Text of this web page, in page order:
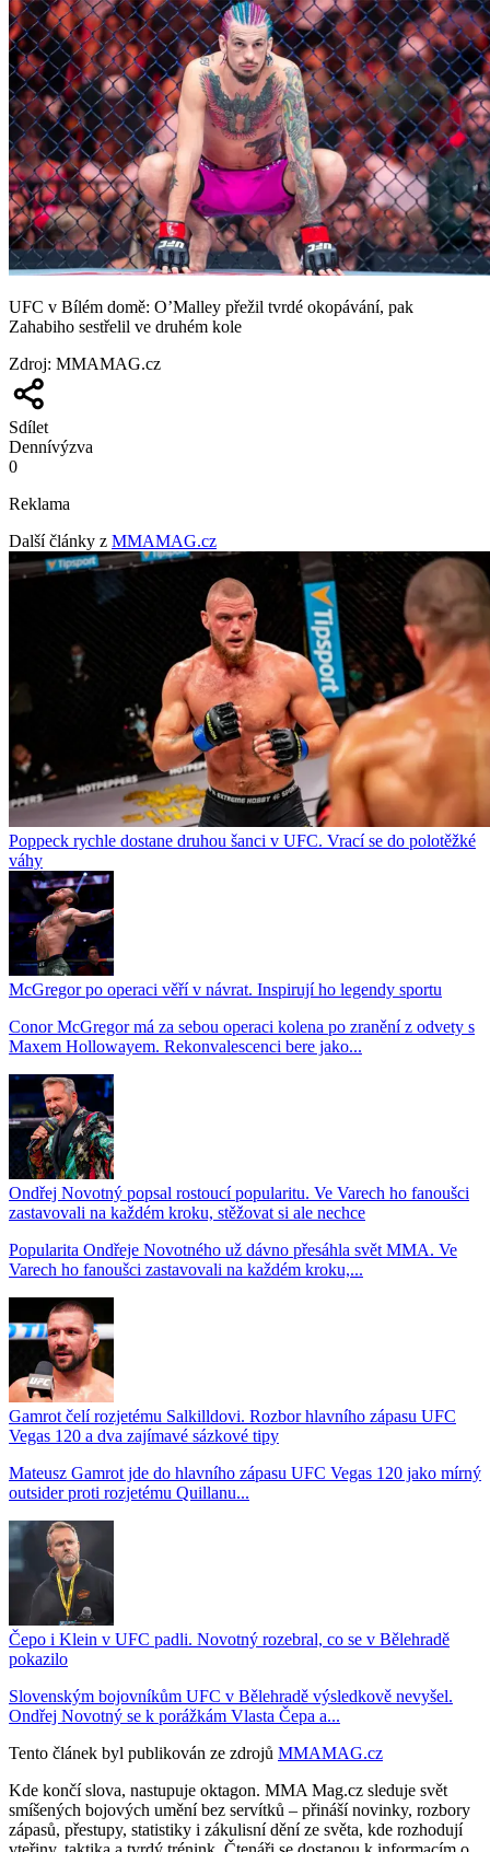
UFC v Bílém domě: O’Malley přežil tvrdé okopávání, pak
Zahabiho sestřelil ve druhém kole
Zdroj: MMAMAG.cz
Sdílet
Dennívýzva
0
Reklama
Další články z MMAMAG.cz
Poppeck rychle dostane druhou šanci v UFC. Vrací se do polotěžké
váhy
McGregor po operaci věří v návrat. Inspirují ho legendy sportu
Conor McGregor má za sebou operaci kolena po zranění z odvety s
Maxem Hollowayem. Rekonvalescenci bere jako...
Ondřej Novotný popsal rostoucí popularitu. Ve Varech ho fanoušci
zastavovali na každém kroku, stěžovat si ale nechce
Popularita Ondřeje Novotného už dávno přesáhla svět MMA. Ve
Varech ho fanoušci zastavovali na každém kroku,...
Gamrot čelí rozjetému Salkilldovi. Rozbor hlavního zápasu UFC
Vegas 120 a dva zajímavé sázkové tipy
Mateusz Gamrot jde do hlavního zápasu UFC Vegas 120 jako mírný
outsider proti rozjetému Quillanu...
Čepo i Klein v UFC padli. Novotný rozebral, co se v Bělehradě
pokazilo
Slovenským bojovníkům UFC v Bělehradě výsledkově nevyšel.
Ondřej Novotný se k porážkám Vlasta Čepa a...
Tento článek byl publikován ze zdrojů MMAMAG.cz
Kde končí slova, nastupuje oktagon. MMA Mag.cz sleduje svět
smíšených bojových umění bez servítků – přináší novinky, rozbory
zápasů, přestupy, statistiky i zákulisní dění ze světa, kde rozhodují